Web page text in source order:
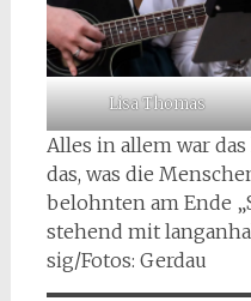
Lisa Thomas
Alles in allem war
das, was die
belohnten am Ende
stehend mit
sig/Fotos: Gerdau